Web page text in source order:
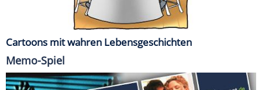
Cartoons mit wahren Lebensgeschichten
Memo-Spiel